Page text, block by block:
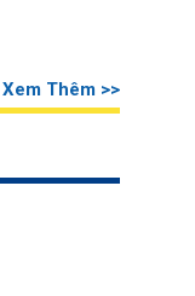
Xem Thêm >>